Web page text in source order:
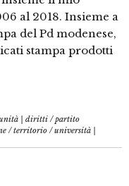
al 2018. Insieme a
del Pd modenese,
stampa prodotti
| diritti /partito
/territorio /università |